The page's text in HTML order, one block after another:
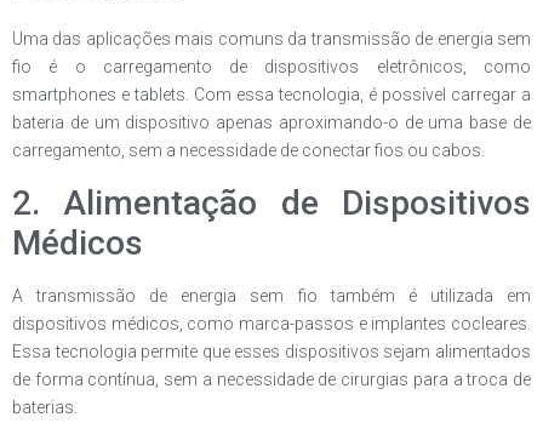
Uma das aplicações mais comuns da transmissão de energia sem
fio é o carregamento de dispositivos eletrônicos, como
smartphones e tablets. Com essa tecnologia, é possível carregar a
bateria de um dispositivo apenas aproximando-o de uma base de
carregamento, sem a necessidade de conectar fios ou cabos.
2. Alimentação de Dispositivos
Médicos
A transmissão de energia sem fio também é utilizada em
dispositivos médicos, como marca-passos e implantes cocleares.
Essa tecnologia permite que esses dispositivos sejam alimentados
de forma contínua, sem a necessidade de cirurgias para a troca de
baterias.